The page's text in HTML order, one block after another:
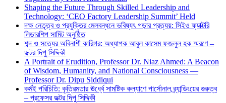
Shaping the Future Through Skilled Leadership and
Technology: ‘CEO Factory Leadership Summit’ Held
দক্ষ নেতৃত্ব ও প্রযুক্তির মেলবন্ধনে ভবিষ্যৎ গড়ার প্রত্যয়: সিইও ফ্যাক্টরি
লিডারশিপ সামিট অনুষ্ঠিত
শব্দ ও সত্যের অবিনাশী কারিগর: অধ্যাপক আবুল কাসেম ফজলুল হক স্মরণে –
ডক্টর দিপু সিদ্দিকী
A Portrait of Erudition, Professor Dr. Niaz Ahmed: A Beacon
of Wisdom, Humanity, and National Consciousness —
Professor Dr. Dipu Siddiqui
কর্মই পরিচিতি: কৃত্রিমতার ঊর্ধ্বে সামষ্টিক কল্যাণে পার্সোনাল ব্র্যান্ডিংয়ের গুরুত্ব
– প্রফেসর ডক্টর দিপু সিদ্দিকী